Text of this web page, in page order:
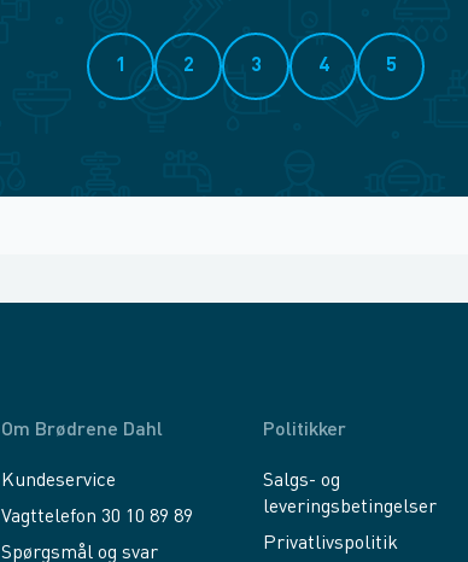
1 2 3 4 5
Om Brødrene Dahl
Kundeservice
Vagttelefon 30 10 89 89
Spørgsmål og svar
Politikker
Salgs- og
leveringsbetingelser
Privatlivspolitik